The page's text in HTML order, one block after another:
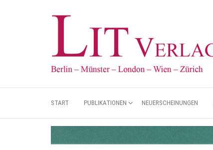
START PUBLIKATIONEN NEUERSCHEINUNGEN